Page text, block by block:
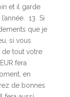
et il garde
13 Si
que je
si vous
de tout votre
fera
en
de bonnes